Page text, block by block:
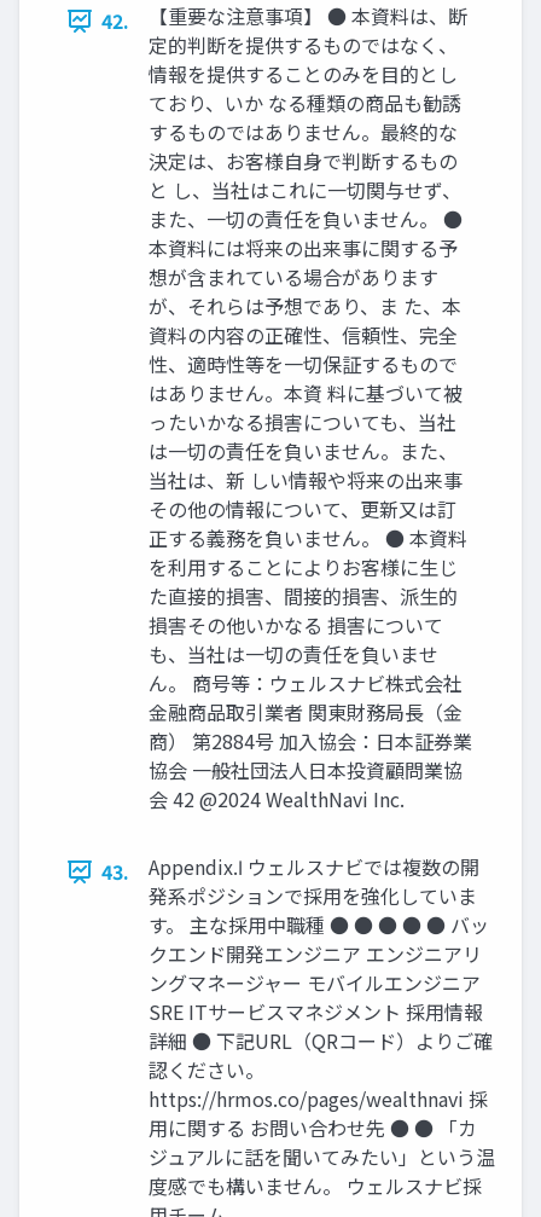
42.
【重要な注意事項】 ● 本資料は、断
定的判断を提供するものではなく、
情報を提供することのみを⽬的とし
ており、いか なる種類の商品も勧誘
するものではありません。最終的な
決定は、お客様⾃⾝で判断するもの
と し、当社はこれに⼀切関与せず、
また、⼀切の責任を負いません。 ●
本資料には将来の出来事に関する予
想が含まれている場合があります
が、それらは予想であり、ま た、本
資料の内容の正確性、信頼性、完全
性、適時性等を⼀切保証するもので
はありません。本資 料に基づいて被
ったいかなる損害についても、当社
は⼀切の責任を負いません。また、
当社は、新 しい情報や将来の出来事
その他の情報について、更新⼜は訂
正する義務を負いません。 ● 本資料
を利⽤することによりお客様に⽣じ
た直接的損害、間接的損害、派⽣的
損害その他いかなる 損害について
も、当社は⼀切の責任を負いませ
ん。 商号等：ウェルスナビ株式会社
金融商品取引業者 関東財務局長（金
商） 第2884号 加入協会：日本証券業
協会 一般社団法人日本投資顧問業協
会 42 @2024 WealthNavi Inc.
43.
Appendix.Ⅰ ウェルスナビでは複数の開
発系ポジションで採⽤を強化していま
す。 主な採⽤中職種 ● ● ● ● ● バッ
クエンド開発エンジニア エンジニアリ
ングマネージャー モバイルエンジニア
SRE ITサービスマネジメント 採⽤情報
詳細 ● 下記URL（QRコード）よりご確
認ください。
https://hrmos.co/pages/wealthnavi 採
⽤に関する お問い合わせ先 ● ● 「カ
ジュアルに話を聞いてみたい」という温
度感でも構いません。 ウェルスナビ採